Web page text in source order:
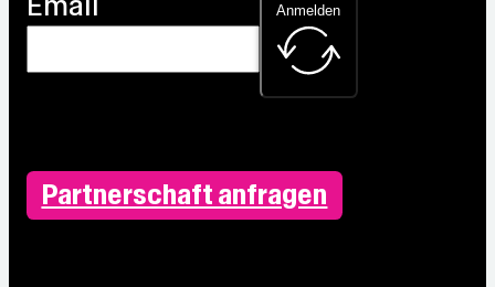
Partnerschaft anfragen
Email Anmelden